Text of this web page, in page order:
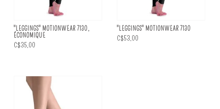
"LEGGINGS" MOTIONWEAR 7130,
ÉCONOMIQUE
C$35,00
"LEGGINGS" MOTIONWEAR 7130
C$53,00